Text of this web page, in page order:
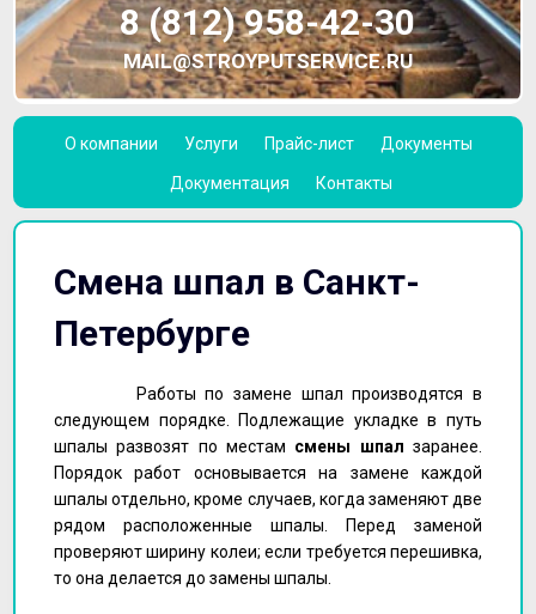
8 (812) 958-42-30
MAIL@STROYPUTSERVICE.RU
О компании Услуги Прайс-лист Документы
Документация Контакты
Смена шпал в Санкт-
Петербурге
Работы по замене шпал производятся в
следующем порядке. Подлежащие укладке в путь
шпалы раз­возят по местам смены шпал заранее.
Порядок работ основывается на заме­не каждой
шпалы отдельно, кроме случаев, когда заменяют две
рядом расположенные шпалы. Перед заменой
проверяют ширину колеи; если требуется перешивка,
то она делается до замены шпалы.